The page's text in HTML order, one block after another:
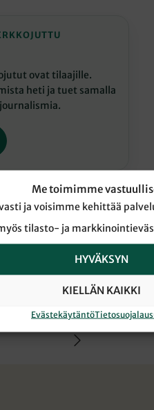
Me toimimme
ja voisimme kehittää
tilasto- ja
HYVÄKSYN
KIELLÄN KAIKKI
Evästekäytäntö
ovat tilaajille.
heti ja tuet samalla
etusivulle